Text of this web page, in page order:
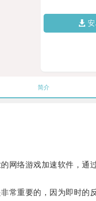
简介
络游戏加速软件，通过
重要的，因为即时的反